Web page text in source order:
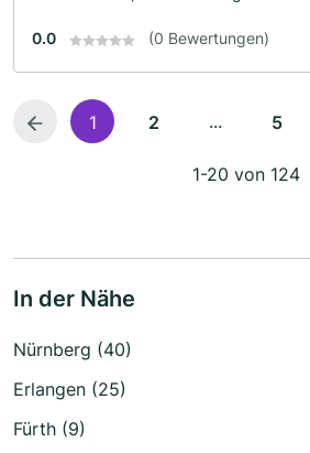
0.0 (0 Bewertungen)
1 2 ... 5
1-20 von 124
In der Nähe
Nürnberg (40)
Erlangen (25)
Fürth (9)